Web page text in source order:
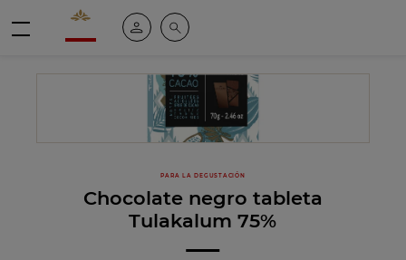
Valrhona - Imaginons le meilleur du chocolat
Mi cuentaBuscar
PARA LA DEGUSTACIÓN
Chocolate negro tableta
Tulakalum 75%